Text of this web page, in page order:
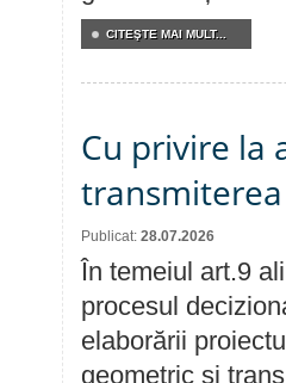
CITEŞTE MAI MULT...
Cu privire la
Publicat: 28.07.2026
În temeiul art.9
procesul
elaborării
geometric și